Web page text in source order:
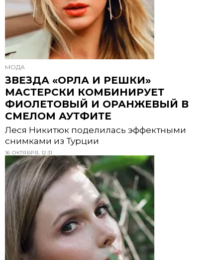
МОДА
ЗВЕЗДА «ОРЛА И РЕШКИ»
МАСТЕРСКИ КОМБИНИРУЕТ
ФИОЛЕТОВЫЙ И ОРАНЖЕВЫЙ В
СМЕЛОМ АУТФИТЕ
Леся Никитюк поделилась эффектными
снимками из Турции
16 ОКТЯБРЯ, 12:31